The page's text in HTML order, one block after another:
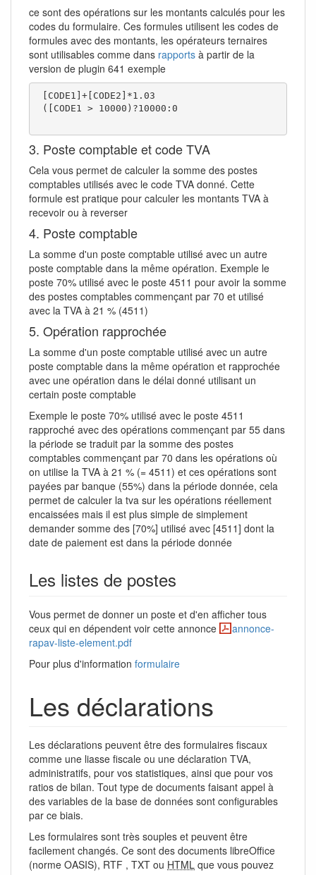
ce sont des opérations sur les montants calculés pour les
codes du formulaire. Ces formules utilisent les codes de
formules avec des montants, les opérateurs ternaires
sont utilisables comme dans rapports à partir de la
version de plugin 641 exemple
3. Poste comptable et code TVA
Cela vous permet de calculer la somme des postes
comptables utilisés avec le code TVA donné. Cette
formule est pratique pour calculer les montants TVA à
recevoir ou à reverser
4. Poste comptable
La somme d'un poste comptable utilisé avec un autre
poste comptable dans la même opération. Exemple le
poste 70% utilisé avec le poste 4511 pour avoir la somme
des postes comptables commençant par 70 et utilisé
avec la TVA à 21 % (4511)
5. Opération rapprochée
La somme d'un poste comptable utilisé avec un autre
poste comptable dans la même opération et rapprochée
avec une opération dans le délai donné utilisant un
certain poste comptable
Exemple le poste 70% utilisé avec le poste 4511
rapproché avec des opérations commençant par 55 dans
la période se traduit par la somme des postes
comptables commençant par 70 dans les opérations où
on utilise la TVA à 21 % (= 4511) et ces opérations sont
payées par banque (55%) dans la période donnée, cela
permet de calculer la tva sur les opérations réellement
encaissées mais il est plus simple de simplement
demander somme des [70%] utilisé avec [4511] dont la
date de paiement est dans la période donnée
Les listes de postes
Vous permet de donner un poste et d'en afficher tous
ceux qui en dépendent voir cette annonce
annonce-
rapav-liste-element.pdf
Pour plus d'information formulaire
Les déclarations
Les déclarations peuvent être des formulaires fiscaux
comme une liasse fiscale ou une déclaration TVA,
administratifs, pour vos statistiques, ainsi que pour vos
ratios de bilan. Tout type de documents faisant appel à
des variables de la base de données sont configurables
par ce biais.
Les formulaires sont très souples et peuvent être
facilement changés. Ce sont des documents libreOffice
(norme OASIS), RTF , TXT ou HTML que vous pouvez